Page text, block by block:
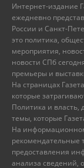
Интернет-издание
ежедневно
России и Санкт-
это политика,
мероприятия,
новости СПб
премьеры и
На страницах
которые
Политика и власть,
темы, которые
На
рекомендательные
предоставления
анализа сведений,